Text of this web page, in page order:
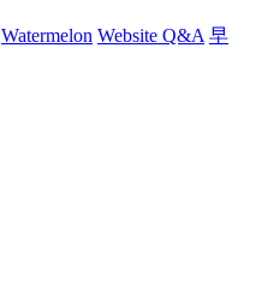
Watermelon Website Q&A 早